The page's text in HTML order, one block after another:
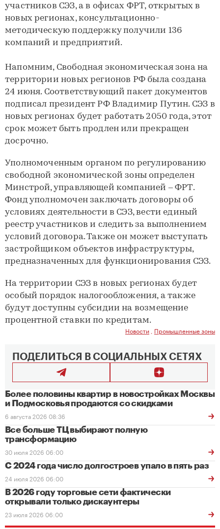
участников СЭЗ, а в офисах ФРТ, открытых в
новых регионах, консультационно-
методическую поддержку получили 136
компаний и предприятий.
Напомним, Свободная экономическая зона на
территории новых регионов РФ была создана
24 июня. Соответствующий пакет документов
подписал президент РФ Владимир Путин. СЭЗ в
новых регионах будет работать 2050 года, этот
срок может быть продлен или прекращен
досрочно.
Уполномоченным органом по регулированию
свободной экономической зоны определен
Минстрой, управляющей компанией – ФРТ.
Фонд уполномочен заключать договоры об
условиях деятельности в СЭЗ, вести единый
реестр участников и следить за выполнением
условий договора. Также он может выступать
застройщиком объектов инфраструктуры,
предназначенных для функционирования СЭЗ.
На территории СЭЗ в новых регионах будет
особый порядок налогообложения, а также
будут доступны субсидии на возмещение
процентной ставки по кредитам.
Новости Промышленные зоны
ПОДЕЛИТЬСЯ В СОЦИАЛЬНЫХ СЕТЯХ
Более половины квартир в новостройках Москвы
и Подмосковья продаются со скидками
6 августа 2026 08:36
Все больше ТЦ выбирают полную
трансформацию
30 июля 2026 06:00
С 2024 года число долгостроев упало в пять раз
24 июля 2026 06:00
В 2026 году торговые сети фактически
открывали только дискаунтеры
23 июля 2026 06:00